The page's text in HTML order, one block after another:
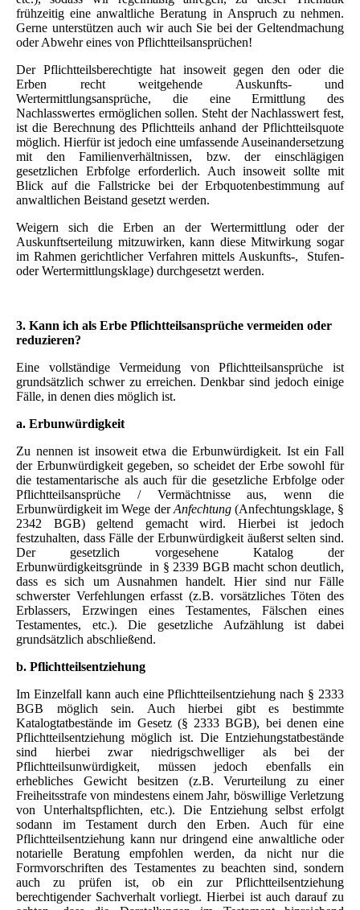
frühzeitig eine anwaltliche Beratung in Anspruch zu nehmen.
Gerne unterstützen auch wir auch Sie bei der Geltendmachung
oder Abwehr eines von Pflichtteilsansprüchen!
Der Pflichtteilsberechtigte hat insoweit gegen den oder die
Erben recht weitgehende Auskunfts- und
Wertermittlungsansprüche, die eine Ermittlung des
Nachlasswertes ermöglichen sollen. Steht der Nachlasswert fest,
ist die Berechnung des Pflichtteils anhand der Pflichtteilsquote
möglich. Hierfür ist jedoch eine umfassende Auseinandersetzung
mit den Familienverhältnissen, bzw. der einschlägigen
gesetzlichen Erbfolge erforderlich. Auch insoweit sollte mit
Blick auf die Fallstricke bei der Erbquotenbestimmung auf
anwaltlichen Beistand gesetzt werden.
Weigern sich die Erben an der Wertermittlung oder der
Auskunftserteilung mitzuwirken, kann diese Mitwirkung sogar
im Rahmen gerichtlicher Verfahren mittels Auskunfts-, Stufen-
oder Wertermittlungsklage) durchgesetzt werden.
3. Kann ich als Erbe Pflichtteilsansprüche vermeiden oder
reduzieren?
Eine vollständige Vermeidung von Pflichtteilsansprüche ist
grundsätzlich schwer zu erreichen. Denkbar sind jedoch einige
Fälle, in denen dies möglich ist.
a. Erbunwürdigkeit
Zu nennen ist insoweit etwa die Erbunwürdigkeit. Ist ein Fall
der Erbunwürdigkeit gegeben, so scheidet der Erbe sowohl für
die testamentarische als auch für die gesetzliche Erbfolge oder
Pflichtteilsansprüche / Vermächtnisse aus, wenn die
Erbunwürdigkeit im Wege derAnfechtung(Anfechtungsklage, §
2342 BGB) geltend gemacht wird. Hierbei ist jedoch
festzuhalten, dass Fälle der Erbunwürdigkeit äußerst selten sind.
Der gesetzlich vorgesehene Katalog der
Erbunwürdigkeitsgründe in § 2339 BGB macht schon deutlich,
dass es sich um Ausnahmen handelt. Hier sind nur Fälle
schwerster Verfehlungen erfasst (z.B. vorsätzliches Töten des
Erblassers, Erzwingen eines Testamentes, Fälschen eines
Testamentes, etc.). Die gesetzliche Aufzählung ist dabei
grundsätzlich abschließend.
b. Pflichtteilsentziehung
Im Einzelfall kann auch eine Pflichtteilsentziehung nach § 2333
BGB möglich sein. Auch hierbei gibt es bestimmte
Katalogtatbestände im Gesetz (§ 2333 BGB), bei denen eine
Pflichtteilsentziehung möglich ist. Die Entziehungstatbestände
sind hierbei zwar niedrigschwelliger als bei der
Pflichtteilsunwürdigkeit, müssen jedoch ebenfalls ein
erhebliches Gewicht besitzen (z.B. Verurteilung zu einer
Freiheitsstrafe von mindestens einem Jahr, böswillige Verletzung
von Unterhaltspflichten, etc.). Die Entziehung selbst erfolgt
sodann im Testament durch den Erben. Auch für eine
Pflichtteilsentziehung kann nur dringend eine anwaltliche oder
notarielle Beratung empfohlen werden, da nicht nur die
Formvorschriften des Testamentes zu beachten sind, sondern
auch zu prüfen ist, ob ein zur Pflichtteilsentziehung
berechtigender Sachverhalt vorliegt. Hierbei ist auch darauf zu